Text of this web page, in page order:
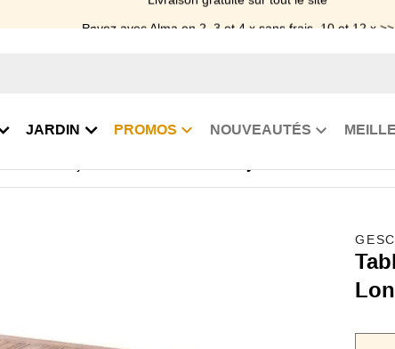
Payez avec Alma en 2, 3 et 4 x sans frais, 10 et 12 x >>
JARDIN PROMOS NOUVEAUTÉS